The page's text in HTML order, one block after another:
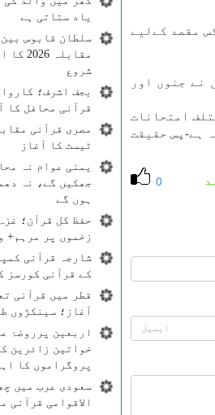
یاد ستاتی ہے
سلطان قابوس بین
شروع
بجف اشرف؛
قرآنی محافل کا
مصری قرآنی
ٹیسٹ کا آغاز
یمنی عوام نہ
جھکیں گے، نہ
ہوں گے
حفظ کل قرآن؛
زخموں پر مرہم+
شارجہ قرآنی
کے قرآنی کورسز
قطر میں قرآنی
آغاز؛ سینکڑوں
اربعین پرروضۂ
خواتین زائرین
پروگراموں کا
سعودی عرب میں
الاقوامی قرآنی
مقصد كےلیے
خالق اكبر نے سورہ ذاريات آيت ۵۶ میں واشگاف الفاظ میں بيان كيا كہ ٫٫میں نے جنوں اور
امتحانات
ہے-پس حقيقت
0